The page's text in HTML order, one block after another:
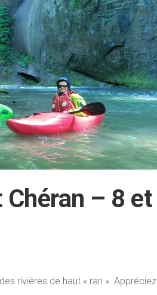
– 8 et
rivières de haut « ran ». Appréciez